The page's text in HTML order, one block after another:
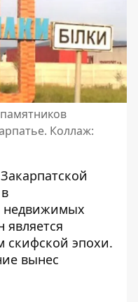
Коллаж:
недвижимых
является
скифской эпохи.
вынес